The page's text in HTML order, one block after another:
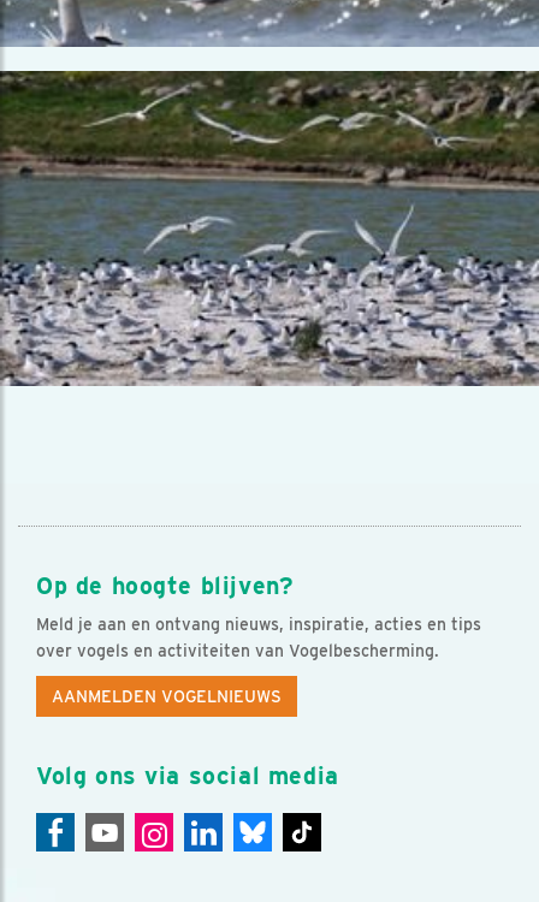
Op de hoogte blijven?
Meld je aan en ontvang nieuws, inspiratie, acties en tips
over vogels en activiteiten van Vogelbescherming.
AANMELDEN VOGELNIEUWS
Volg ons via social media